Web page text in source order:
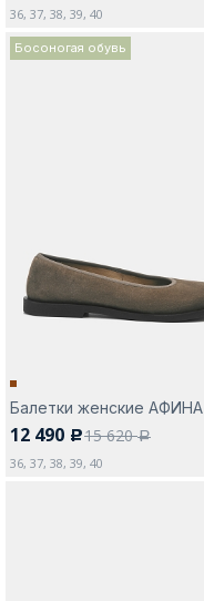
36, 37, 38, 39, 40
Босоногая обувь
Балетки женские АФИНА
12 490 c15 620a
36, 37, 38, 39, 40